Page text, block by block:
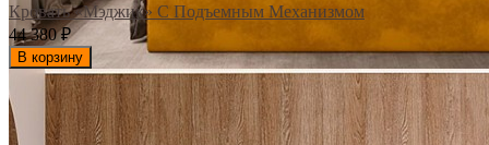
Кровать «Мэджик» С Подъемным Механизмом
44 380₽
В корзину